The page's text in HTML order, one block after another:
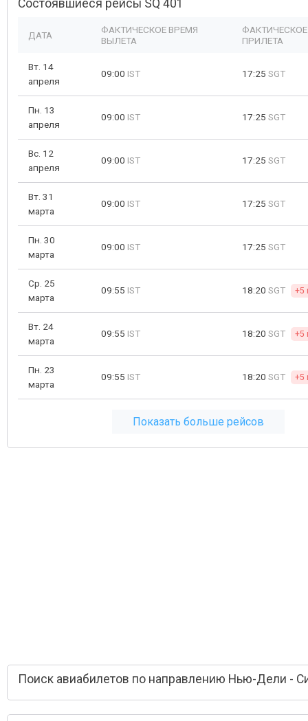
Состоявшиеся рейсы SQ 401
ДАТА
ФАКТИЧЕСКОЕ ВРЕМЯ
ВЫЛЕТА
ПРИЛЕТА
Вт. 14
апреля
09:00 IST 17:25 SGT
Пн. 13
апреля
09:00 IST 17:25 SGT
Вс. 12
апреля
09:00 IST 17:25 SGT
Вт. 31
марта
09:00 IST 17:25 SGT
Пн. 30
марта
09:00 IST 17:25 SGT
Ср. 25
марта
09:55 IST 18:20 SGT +5
Вт. 24
марта
09:55 IST 18:20 SGT +5
Пн. 23
марта
09:55 IST 18:20 SGT +5
Показать больше рейсов
Поиск авиабилетов по направлению Нью-Дели -